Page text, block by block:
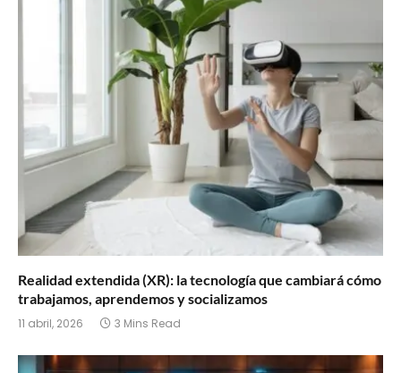
Realidad extendida (XR): la tecnología que cambiará cómo
trabajamos, aprendemos y socializamos
11 abril, 2026 3 Mins Read